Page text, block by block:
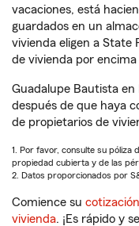
vacaciones, está
guardados en un
vivienda eligen a State
de vivienda por
Guadalupe Bautista
después de que haya
de propietarios de
1. Por favor, consulte su póliza
propiedad cubierta y de las
2. Datos proporcionados por
Comience su
vivienda. ¡Es rápido y